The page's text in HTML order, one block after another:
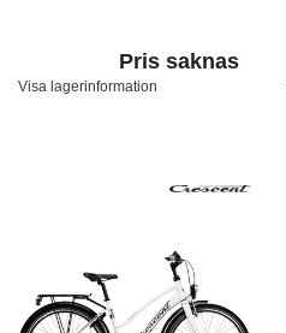
Pris saknas
Visa lagerinformation